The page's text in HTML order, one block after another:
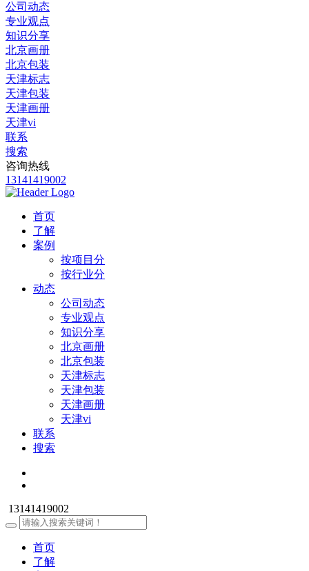
公司动态
专业观点
知识分享
北京画册
北京包装
天津标志
天津包装
天津画册
天津vi
联系
搜索
咨询热线
13141419002
首页
了解
案例
按项目分
按行业分
动态
公司动态
专业观点
知识分享
北京画册
北京包装
天津标志
天津包装
天津画册
天津vi
联系
搜索
13141419002
首页
了解